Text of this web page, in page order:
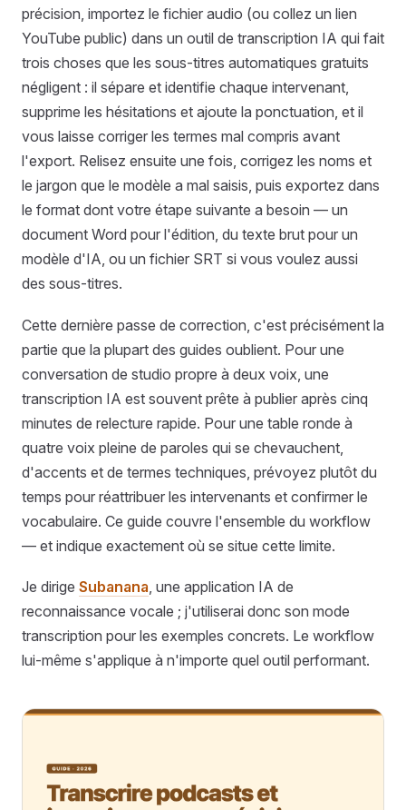
précision, importez le fichier audio (ou collez un lien
YouTube public) dans un outil de transcription IA qui fait
trois choses que les sous-titres automatiques gratuits
négligent : il sépare et identifie chaque intervenant,
supprime les hésitations et ajoute la ponctuation, et il
vous laisse corriger les termes mal compris avant
l'export. Relisez ensuite une fois, corrigez les noms et
le jargon que le modèle a mal saisis, puis exportez dans
le format dont votre étape suivante a besoin — un
document Word pour l'édition, du texte brut pour un
modèle d'IA, ou un fichier SRT si vous voulez aussi
des sous-titres.
Cette dernière passe de correction, c'est précisément la
partie que la plupart des guides oublient. Pour une
conversation de studio propre à deux voix, une
transcription IA est souvent prête à publier après cinq
minutes de relecture rapide. Pour une table ronde à
quatre voix pleine de paroles qui se chevauchent,
d'accents et de termes techniques, prévoyez plutôt du
temps pour réattribuer les intervenants et confirmer le
vocabulaire. Ce guide couvre l'ensemble du workflow
— et indique exactement où se situe cette limite.
Je dirige Subanana, une application IA de
reconnaissance vocale ; j'utiliserai donc son mode
transcription pour les exemples concrets. Le workflow
lui-même s'applique à n'importe quel outil performant.